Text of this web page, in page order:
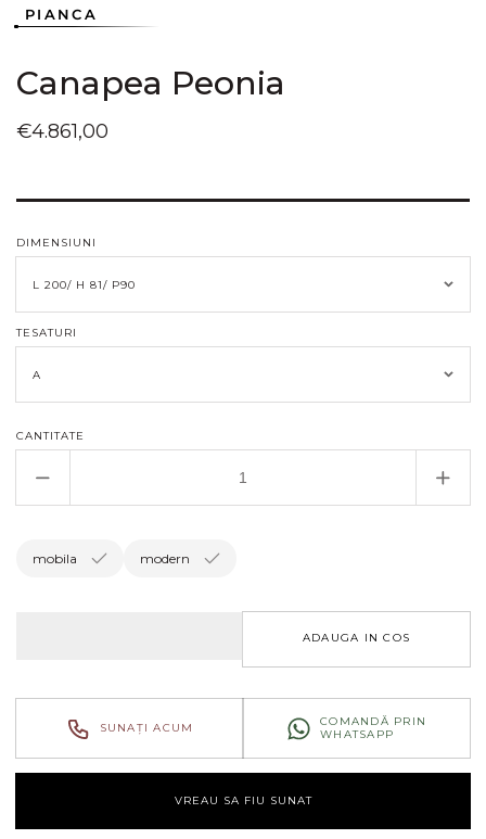
PIANCA
Canapea Peonia
Preț
€4.861,00
DIMENSIUNI
TESATURI
CANTITATE
Reduceți
cantitatea
Canapea
mobila modern
ADAUGA IN COS
SUNAȚI ACUM
COMANDĂ PRIN
WHATSAPP
VREAU SA FIU SUNAT